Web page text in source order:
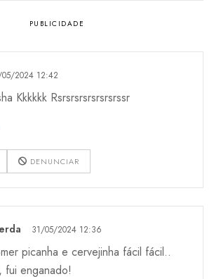
2024 12:42
Kkkkkk Rsrsrsrsrsrsrsrssr
DENUNCIAR
31/05/2024 12:36
picanha e cervejinha fácil fácil..
fui enganado!